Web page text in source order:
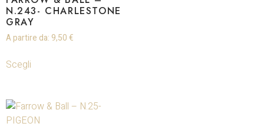
N.243- CHARLESTONE
GRAY
A partire da: 9,50 €
Scegli